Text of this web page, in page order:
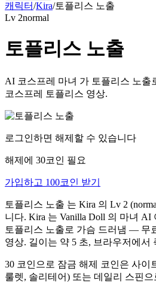
캐릭터/Kira/토플리스 노출
Lv 2normal
토플리스 노출
AI 코스프레 마녀 가 토플리스 노
코스프레 토플리스 영상.
로그인하면 해제할 수 있습니다
해제에 30코인 필요
가입하고 100코인 받기
토플리스 노출 는 Kira 의 Lv 2
니다. Kira 는 Vanilla Doll 의 마녀
토플리스 노출로 가슴 드러냄 — 무
영상. 길이는 약 5 초, 브라우저에서
30 코인으로 잠금 해제 코인은 사이
룰렛, 솔리테어) 또는 데일리 스핀